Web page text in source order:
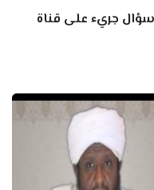
جريء على قناة